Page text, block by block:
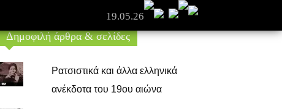
19.05.26
Δημοφιλή άρθρα & σελίδες
Ρατσιστικά και άλλα ελληνικά
ανέκδοτα του 19ου αιώνα